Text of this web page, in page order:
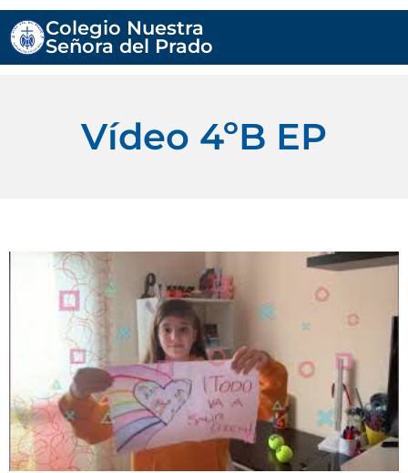
Colegio Nuestra
Señora del Prado
Vídeo 4ºB EP